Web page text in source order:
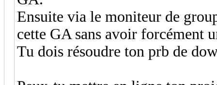
Ensuite via le moniteur de
cette GA sans avoir forcément
Tu dois résoudre ton prb de